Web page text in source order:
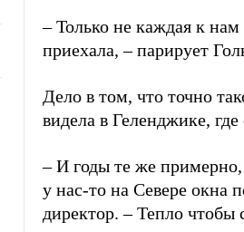
– Только не каждая к
приехала, – парирует
Дело в том, что точно
видела в Геленджике,
– И годы те же
у нас-то на Севере окна
директор. – Тепло чтобы